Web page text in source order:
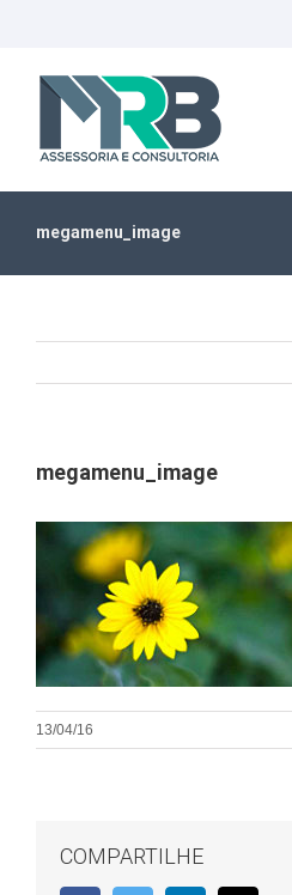
megamenu_image
megamenu_image
13/04/16
COMPARTILHE